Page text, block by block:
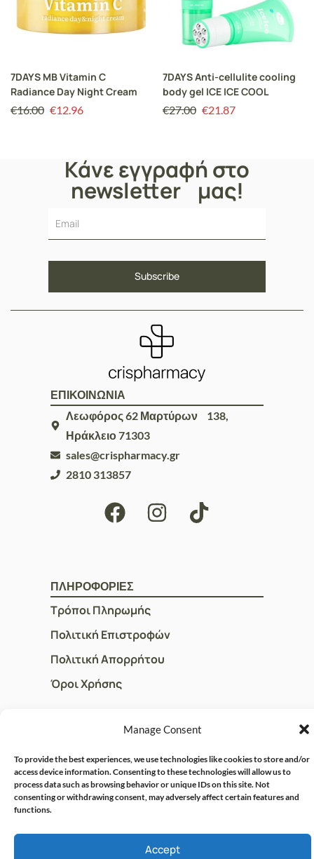
Manage Consent
To provide the best experiences, we use technologies like cookies to store and/or
access device information. Consenting to these technologies will allow us to
process data such as browsing behavior or unique IDs on this site. Not
consenting or withdrawing consent, may adversely affect certain features and
functions.
Accept
7DAYS MB Vitamin C
Radiance Day Night Cream
€16.00 €12.96
7DAYS Anti-cellulite cooling
body gel ICE ICE COOL
€27.00 €21.87
Κάνε εγγραφή στο
newsletter μας!
ΕΠΙΚΟΙΝΩΝΙΑ
Λεωφόρος 62 Μαρτύρων 138,
Ηράκλειο 71303
sales@crispharmacy.gr
2810 313857
ΠΛΗΡΟΦΟΡΙΕΣ
Τρόποι Πληρωμής
Πολιτική Επιστροφών
Πολιτική Απορρήτου
Όροι Χρήσης
ΓΡΗΓΟΡOI ΣΥΝΔΕΣΜΟΙ
Ο Λογαριασμός μου
Η Ομάδα μας
Επικοινωνία